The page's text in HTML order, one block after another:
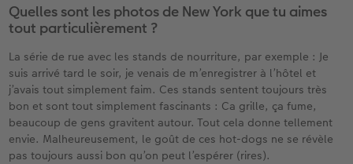
Quelles sont les photos de New York que tu aimes
tout particulièrement ?
La série de rue avec les stands de nourriture, par exemple : Je
suis arrivé tard le soir, je venais de m’enregistrer à l’hôtel et
j’avais tout simplement faim. Ces stands sentent toujours très
bon et sont tout simplement fascinants : Ca grille, ça fume,
beaucoup de gens gravitent autour. Tout cela donne tellement
envie. Malheureusement, le goût de ces hot-dogs ne se révèle
pas toujours aussi bon qu’on peut l’espérer (rires).